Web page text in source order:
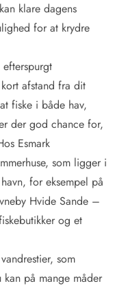
klare dagens
for at krydre
afstand fra dit
fiske i både hav,
der god chance for,
Esmark
som ligger i
for eksempel på
Hvide Sande –
og et
som
på mange måder